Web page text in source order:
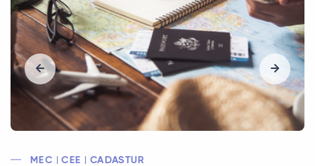
MEC | CEE | CADASTUR